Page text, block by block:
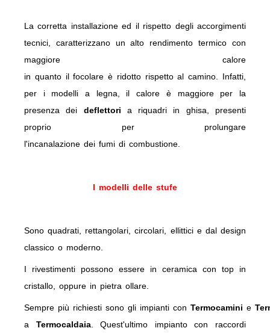
La corretta installazione ed il rispetto degli accorgimenti
tecnici, caratterizzano un alto rendimento termico con
maggiore calore
in quanto il focolare è ridotto rispetto al camino. Infatti,
per i modelli a legna, il calore è maggiore per la
presenza dei deflettori a riquadri in ghisa, presenti
proprio per prolungare
l'incanalazione dei fumi di combustione.
I modelli delle stufe
Sono quadrati, rettangolari, circolari, ellittici e dal design
classico o moderno.
I rivestimenti possono essere in ceramica con top in
cristallo, oppure in pietra ollare.
Sempre più richiesti sono gli impianti con Termocamini e
a Termocaldaia. Quest'ultimo impianto con raccordi